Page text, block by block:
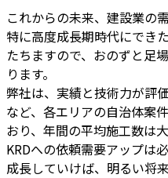
これからの未来、建設業の
特に高度成長期時代にでき
たちますので、おのずと足
ります。
弊社は、実績と技術力が評
など、各エリアの自治体案
おり、年間の平均施工数は
KRDへの依頼需要アップは
成長していけば、明るい将